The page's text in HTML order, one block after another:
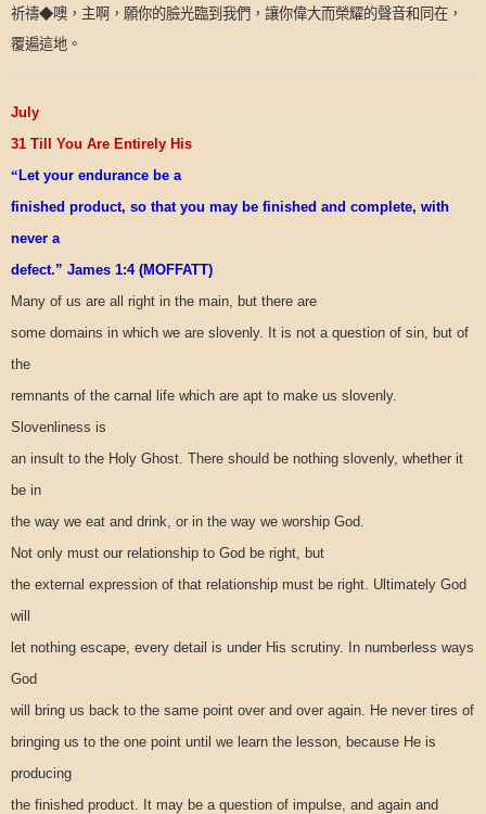
祈禱◆噢，主啊，願你的臉光臨到我們，讓你偉大而榮耀的聲音和同在，
覆遍這地。
July
31 Till You Are Entirely His
“ Let your endurance be a
finished product, so that you may be finished and complete, with
never a
defect.” James 1:4 (MOFFATT)
Many of us are all right in the main, but there are
some domains in which we are slovenly. It is not a question of sin, but of
the
remnants of the carnal life which are apt to make us slovenly.
Slovenliness is
an insult to the Holy Ghost. There should be nothing slovenly, whether it
be in
the way we eat and drink, or in the way we worship God.
Not only must our relationship to God be right, but
the external expression of that relationship must be right. Ultimately God
will
let nothing escape, every detail is under His scrutiny. In numberless ways
God
will bring us back to the same point over and over again. He never tires of
bringing us to the one point until we learn the lesson, because He is
producing
the finished product. It may be a question of impulse, and again and